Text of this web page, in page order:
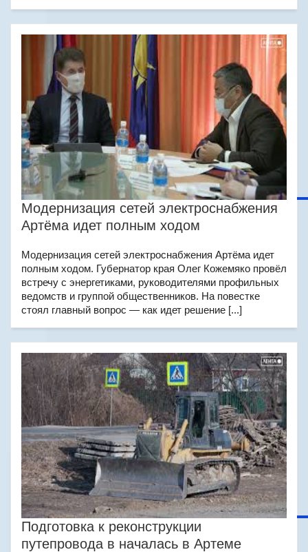
Модернизация сетей электроснабжения
Артёма идет полным ходом
Модернизация сетей электроснабжения Артёма идет
полным ходом. Губернатор края Олег Кожемяко провёл
встречу с энергетиками, руководителями профильных
ведомств и группой общественников. На повестке
стоял главный вопрос — как идет решение [...]
Подготовка к реконструкции
путепровода в началась в Артеме